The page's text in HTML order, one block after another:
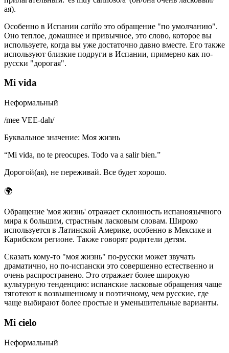
ая).
Особенно в Испании cariño это обращение "по умолчанию".
Оно теплое, домашнее и привычное, это слово, которое вы
используете, когда вы уже достаточно давно вместе. Его также
используют близкие подруги в Испании, примерно как по-
русски "дорогая".
Mi vida
Неформальный
/mee VEE-dah/
Буквальное значение: Моя жизнь
“Mi vida, no te preocupes. Todo va a salir bien.”
Дорогой(ая), не переживай. Все будет хорошо.
🌍
Обращение 'моя жизнь' отражает склонность испаноязычного
мира к большим, страстным ласковым словам. Широко
используется в Латинской Америке, особенно в Мексике и
Карибском регионе. Также говорят родители детям.
Сказать кому-то "моя жизнь" по-русски может звучать
драматично, но по-испански это совершенно естественно и
очень распространено. Это отражает более широкую
культурную тенденцию: испанские ласковые обращения чаще
тяготеют к возвышенному и поэтичному, чем русские, где
чаще выбирают более простые и уменьшительные варианты.
Mi cielo
Неформальный